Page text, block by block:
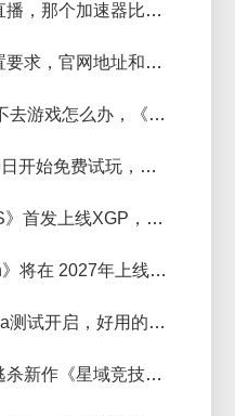
人在海外回国看世界杯直播，那个加速器比较流畅
星际征程上线时间，配置要求，官网地址和加速器推荐
《Astro Arena》手游进不去游戏怎么办，《Astro Arena》用什么加速器好
《命运2》最后更新6月9日开始免费试玩，《命运2》国际服那个加速器延迟低稳定
全新多人游戏《JOIN US》首发上线XGP，《JOIN US》加速器推荐
《Clockwork Revolution》将在 2027年上线 Xbox 主机独占，好用的主机加速器推荐
《Soulframe》免费Alpha测试开启，好用的加速器推荐
绝地求生开发商蓝洞大逃杀新作《星域竞技场》开启预约，那个加速器效果好